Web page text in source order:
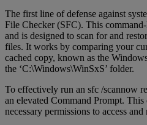
The first line of defense against
File Checker (SFC). This
and is designed to scan for and
files. It works by comparing your
cached copy, known as the
the ‘C:\Windows\WinSxS’ folder.
To effectively run an sfc /scannow
an elevated Command Prompt. This
necessary permissions to access